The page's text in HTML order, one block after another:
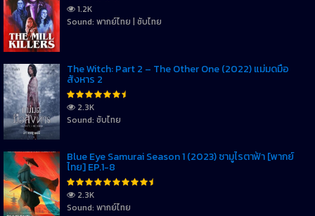
1.2K
Sound: พากย์ไทย | ซับไทย
The Witch: Part 2 – The Other One (2022) แม่มดมือ
สังหาร 2
2.3K
Sound: ซับไทย
Blue Eye Samurai Season 1 (2023) ซามูไรตาฟ้า [พากย์
ไทย] EP.1-8
2.3K
Sound: พากย์ไทย